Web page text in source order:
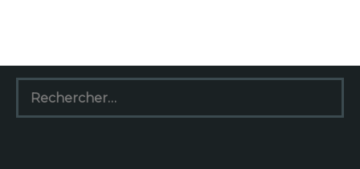
Rechercher :